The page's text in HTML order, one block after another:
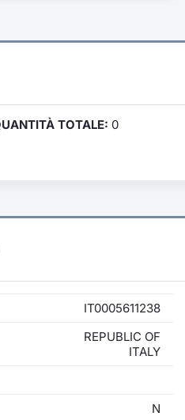
TOTALE: 0
IT0005611238
REPUBLIC OF
ITALY
N